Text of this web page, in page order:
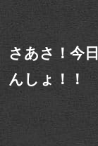
さあさ！今
んしょ！！